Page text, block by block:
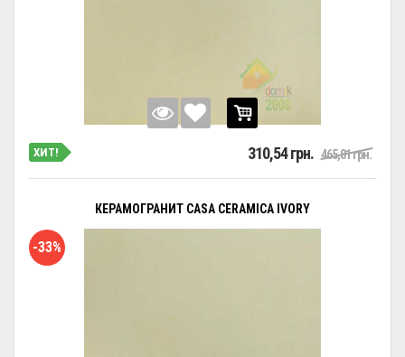
ХИТ! 310,54 грн. 465,81 грн.
КЕРАМОГРАНИТ CASA CERAMICA IVORY
-33%